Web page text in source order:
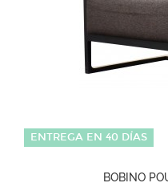
ENTREGA EN 40 DÍAS
BOBINO